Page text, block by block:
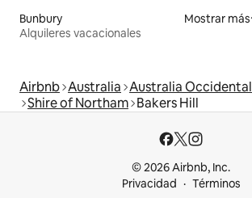
Bunbury
Alquileres vacacionales
Mostrar más
Airbnb Australia Australia Occidental
Shire of Northam Bakers Hill
© 2026 Airbnb, Inc.
Privacidad
Términos